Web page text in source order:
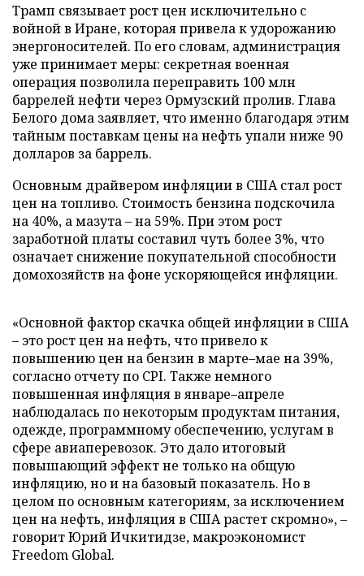
Трамп связывает рост цен исключительно с
войной в Иране, которая привела к удорожанию
энергоносителей. По его словам, администрация
уже принимает меры: секретная военная
операция позволила переправить 100 млн
баррелей нефти через Ормузский пролив. Глава
Белого дома заявляет, что именно благодаря этим
тайным поставкам цены на нефть упали ниже 90
долларов за баррель.
Основным драйвером инфляции в США стал рост
цен на топливо. Стоимость бензина подскочила
на 40%, а мазута – на 59%. При этом рост
заработной платы составил чуть более 3%, что
означает снижение покупательной способности
домохозяйств на фоне ускоряющейся инфляции.
«Основной фактор скачка общей инфляции в США
– это рост цен на нефть, что привело к
повышению цен на бензин в марте–мае на 39%,
согласно отчету по CPI. Также немного
повышенная инфляция в январе–апреле
наблюдалась по некоторым продуктам питания,
одежде, программному обеспечению, услугам в
сфере авиаперевозок. Это дало итоговый
повышающий эффект не только на общую
инфляцию, но и на базовый показатель. Но в
целом по основным категориям, за исключением
цен на нефть, инфляция в США растет скромно», –
говорит Юрий Ичкитидзе, макроэкономист
Freedom Global.